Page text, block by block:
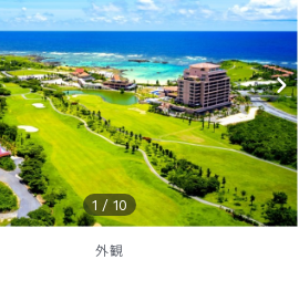
1 / 10
外観